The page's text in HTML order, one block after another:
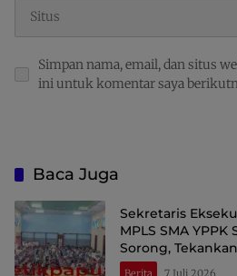
Simpan nama, email, dan situs
ini untuk komentar saya
Baca Juga
Sekretaris
MPLS SMA
Sorong,
Kepedulian
Berita 7 Juli 2026